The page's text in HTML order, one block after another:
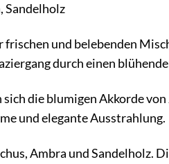
Sandelholz
und belebenden
durch einen
die blumigen Akkorde
und elegante Ausstrahlung.
Ambra und Sandelholz.